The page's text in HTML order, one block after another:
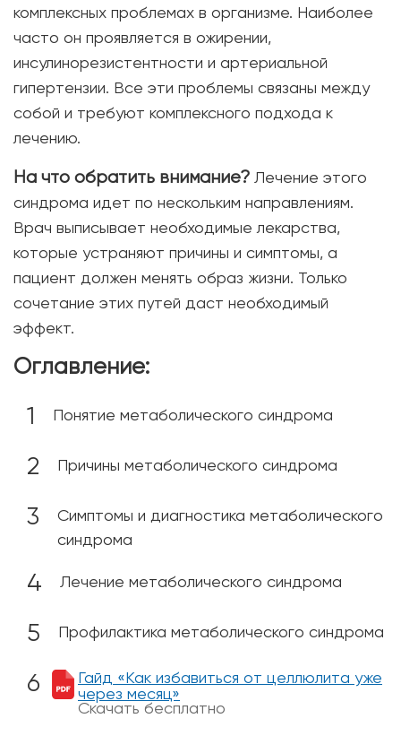
комплексных проблемах в организме. Наиболее
часто он проявляется в ожирении,
инсулинорезистентности и артериальной
гипертензии. Все эти проблемы связаны между
собой и требуют комплексного подхода к
лечению.
На что обратить внимание? Лечение этого
синдрома идет по нескольким направлениям.
Врач выписывает необходимые лекарства,
которые устраняют причины и симптомы, а
пациент должен менять образ жизни. Только
сочетание этих путей даст необходимый
эффект.
Оглавление:
Понятие метаболического синдрома
Причины метаболического синдрома
Симптомы и диагностика метаболического
синдрома
Лечение метаболического синдрома
Профилактика метаболического синдрома
Гайд «Как избавиться от целлюлита уже
через месяц»
Скачать бесплатно